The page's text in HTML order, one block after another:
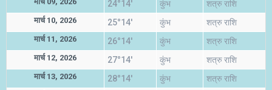
24°14' कुंभ शत्रु राशि
मार्च 10, 2026 25°14' कुंभ शत्रु राशि
मार्च 11, 2026 26°14' कुंभ शत्रु राशि
मार्च 12, 2026 27°14' कुंभ शत्रु राशि
मार्च 13, 2026 28°14' कुंभ शत्रु राशि